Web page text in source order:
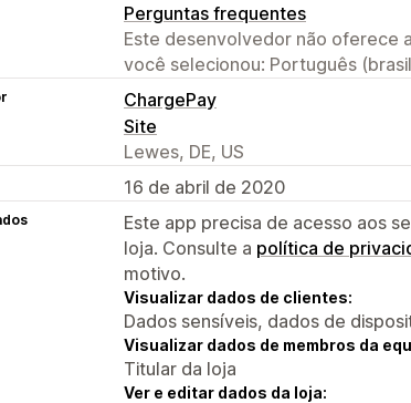
Perguntas frequentes
Este desenvolvedor não oferece
você selecionou: Português
ChargePay
Site
Lewes, DE, US
16 de abril de 2020
Este app precisa de acesso aos
loja. Consulte a política de
motivo.
Visualizar dados de clientes:
Dados sensíveis, dados de
Visualizar dados de membros da
Titular da loja
Ver e editar dados da loja: